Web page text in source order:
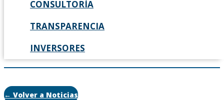
CONSULTORÍA
TRANSPARENCIA
INVERSORES
← Volver a Noticias